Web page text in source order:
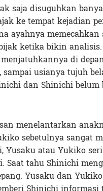
saja disuguhkan
ke tempat kejadian
ayahnya
ketika bikin
di
usianya tujuh
dan Shinichi
menelantarkan
sebetulnya sangat
Yusaku atau Yukiko
Saat tahu Shinichi
Yusaku dan